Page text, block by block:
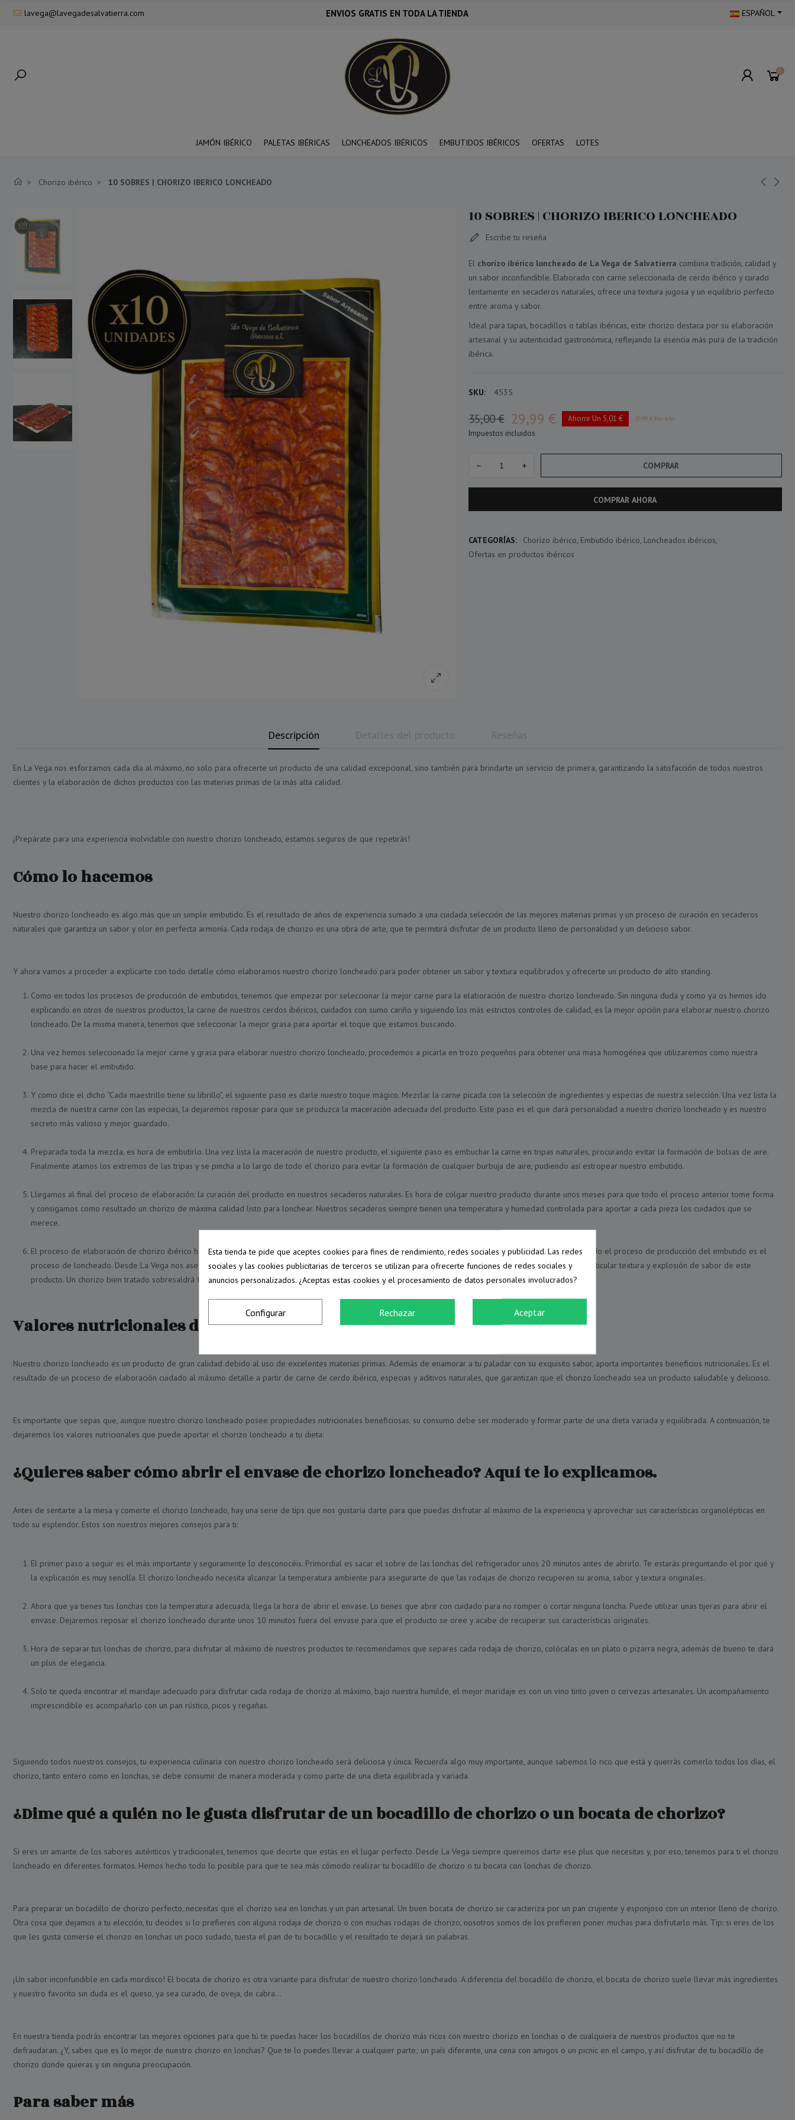
lavega@lavegadesalvatierra.com ENVIOS GRATIS EN TODA LA TIENDA ESPAÑOL
0
JAMÓN IBÉRICO PALETAS IBÉRICAS LONCHEADOS IBÉRICOS EMBUTIDOS IBÉRICOS OFERTAS LOTES
Chorizo ibérico 10 SOBRES | CHORIZO IBERICO LONCHEADO
10 SOBRES | CHORIZO IBERICO LONCHEADO
Escribe tu reseña
El chorizo ibérico loncheado de La Vega de Salvatierra combina tradición, calidad y
un sabor inconfundible. Elaborado con carne seleccionada de cerdo ibérico y curado
lentamente en secaderos naturales, ofrece una textura jugosa y un equilibrio perfecto
entre aroma y sabor.
Ideal para tapas, bocadillos o tablas ibéricas, este chorizo destaca por su elaboración
artesanal y su autenticidad gastronómica, reflejando la esencia más pura de la tradición
ibérica.
SKU: 4535
35,00 € 29,99 € Ahorre Un 5,01 € 29,99 € Por kilo
Impuestos incluidos
− + COMPRAR
COMPRAR AHORA
CATEGORÍAS: Chorizo ibérico Embutido ibérico Loncheados ibéricos
Ofertas en productos ibéricos
Descripción Detalles del producto Reseñas
En La Vega nos esforzamos cada día al máximo, no solo para ofrecerte un producto de una calidad excepcional, sino también para brindarte un servicio de primera, garantizando la satisfacción de todos nuestros
clientes y la elaboración de dichos productos con las materias primas de la más alta calidad.
¡Prepárate para una experiencia inolvidable con nuestro chorizo loncheado, estamos seguros de que repetirás!
Cómo lo hacemos
Nuestro chorizo loncheado es algo más que un simple embutido. Es el resultado de años de experiencia sumado a una cuidada selección de las mejores materias primas y un proceso de curación en secaderos
naturales que garantiza un sabor y olor en perfecta armonía. Cada rodaja de chorizo es una obra de arte, que te permitirá disfrutar de un producto lleno de personalidad y un delicioso sabor.
Y ahora vamos a proceder a explicarte con todo detalle cómo elaboramos nuestro chorizo loncheado para poder obtener un sabor y textura equilibrados y ofrecerte un producto de alto standing.
Como en todos los procesos de producción de embutidos, tenemos que empezar por seleccionar la mejor carne para la elaboración de nuestro chorizo loncheado. Sin ninguna duda y como ya os hemos ido
explicando en otros de nuestros productos, la carne de nuestros cerdos ibéricos, cuidados con sumo cariño y siguiendo los más estrictos controles de calidad, es la mejor opción para elaborar nuestro chorizo
loncheado. De la misma manera, tenemos que seleccionar la mejor grasa para aportar el toque que estamos buscando.
Una vez hemos seleccionado la mejor carne y grasa para elaborar nuestro chorizo loncheado, procedemos a picarla en trozo pequeños para obtener una masa homogénea que utilizaremos como nuestra
base para hacer el embutido.
Y como dice el dicho “Cada maestrillo tiene su librillo”, el siguiente paso es darle nuestro toque mágico. Mezclar la carne picada con la selección de ingredientes y especias de nuestra selección. Una vez lista la
mezcla de nuestra carne con las especias, la dejaremos reposar para que se produzca la maceración adecuada del producto. Este paso es el que dará personalidad a nuestro chorizo loncheado y es nuestro
secreto más valioso y mejor guardado.
Preparada toda la mezcla, es hora de embutirlo. Una vez lista la maceración de nuestro producto, el siguiente paso es embuchar la carne en tripas naturales, procurando evitar la formación de bolsas de aire.
Finalmente atamos los extremos de las tripas y se pincha a lo largo de todo el chorizo para evitar la formación de cualquier burbuja de aire, pudiendo así estropear nuestro embutido.
Llegamos al final del proceso de elaboración: la curación del producto en nuestros secaderos naturales. Es hora de colgar nuestro producto durante unos meses para que todo el proceso anterior tome forma
y consigamos como resultado un chorizo de máxima calidad listo para lonchear. Nuestros secaderos siempre tienen una temperatura y humedad controlada para aportar a cada pieza los cuidados que se
merece.
El proceso de elaboración de chorizo ibérico habría acabado aquí, pero, de ser así, no estaríamos hablando de chorizo loncheado. Igual de importante que todo el proceso de producción del embutido es el
proceso de loncheado. Desde La Vega nos aseguramos de ofrecerte el chorizo cortado en unas lonchas de un grosor ideal para disfrutar al máximo de la particular textura y explosión de sabor de este
producto. Un chorizo bien tratado sobresaldrá frente a un producto tratado de manera incorrecta. ¡El tamaño de las rodajas también importa!
Valores nutricionales del chorizo loncheado
Nuestro chorizo loncheado es un producto de gran calidad debido al uso de excelentes materias primas. Además de enamorar a tu paladar con su exquisito sabor, aporta importantes beneficios nutricionales. Es el
resultado de un proceso de elaboración cuidado al máximo detalle a partir de carne de cerdo ibérico, especias y aditivos naturales, que garantizan que el chorizo loncheado sea un producto saludable y delicioso.
Es importante que sepas que, aunque nuestro chorizo loncheado posee propiedades nutricionales beneficiosas, su consumo debe ser moderado y formar parte de una dieta variada y equilibrada. A continuación, te
dejaremos los valores nutricionales que puede aportar el chorizo loncheado a tu dieta:
¿Quieres saber cómo abrir el envase de chorizo loncheado? Aquí te lo explicamos.
Antes de sentarte a la mesa y comerte el chorizo loncheado, hay una serie de tips que nos gustaría darte para que puedas disfrutar al máximo de la experiencia y aprovechar sus características organolépticas en
todo su esplendor. Estos son nuestros mejores consejos para ti:
El primer paso a seguir es el más importante y seguramente lo desconocéis. Primordial es sacar el sobre de las lonchas del refrigerador unos 20 minutos antes de abrirlo. Te estarás preguntando el por qué y
la explicación es muy sencilla. El chorizo loncheado necesita alcanzar la temperatura ambiente para asegurarte de que las rodajas de chorizo recuperen su aroma, sabor y textura originales.
Ahora que ya tienes tus lonchas con la temperatura adecuada, llega la hora de abrir el envase. Lo tienes que abrir con cuidado para no romper o cortar ninguna loncha. Puede utilizar unas tijeras para abrir el
envase. Dejaremos reposar el chorizo loncheado durante unos 10 minutos fuera del envase para que el producto se oree y acabe de recuperar sus características originales.
Hora de separar tus lonchas de chorizo, para disfrutar al máximo de nuestros productos te recomendamos que separes cada rodaja de chorizo, colócalas en un plato o pizarra negra, además de bueno te dará
un plus de elegancia.
Solo te queda encontrar el maridaje adecuado para disfrutar cada rodaja de chorizo al máximo, bajo nuestra humilde, el mejor maridaje es con un vino tinto joven o cervezas artesanales. Un acompañamiento
imprescindible es acompañarlo con un pan rústico, picos y regañas.
Siguiendo todos nuestros consejos, tu experiencia culinaria con nuestro chorizo loncheado será deliciosa y única. Recuerda algo muy importante, aunque sabemos lo rico que está y querrás comerlo todos los días, el
chorizo, tanto entero como en lonchas, se debe consumir de manera moderada y como parte de una dieta equilibrada y variada.
¿Dime qué a quién no le gusta disfrutar de un bocadillo de chorizo o un bocata de chorizo?
Si eres un amante de los sabores auténticos y tradicionales, tenemos que decirte que estás en el lugar perfecto. Desde La Vega siempre queremos darte ese plus que necesitas y, por eso, tenemos para ti el chorizo
loncheado en diferentes formatos. Hemos hecho todo lo posible para que te sea más cómodo realizar tu bocadillo de chorizo o tu bocata con lonchas de chorizo.
Para preparar un bocadillo de chorizo perfecto, necesitas que el chorizo sea en lonchas y un pan artesanal. Un buen bocata de chorizo se caracteriza por un pan crujiente y esponjoso con un interior lleno de chorizo.
Otra cosa que dejamos a tu elección, tu decides si lo prefieres con alguna rodaja de chorizo o con muchas rodajas de chorizo, nosotros somos de los prefieren poner muchas para disfrutarlo más. Tip: si eres de los
que les gusta comerse el chorizo en lonchas un poco sudado, tuesta el pan de tu bocadillo y el resultado te dejará sin palabras.
¡Un sabor inconfundible en cada mordisco! El bocata de chorizo es otra variante para disfrutar de nuestro chorizo loncheado. A diferencia del bocadillo de chorizo, el bocata de chorizo suele llevar más ingredientes
y nuestro favorito sin duda es el queso, ya sea curado, de oveja, de cabra...
En nuestra tienda podrás encontrar las mejores opciones para que tú te puedas hacer los bocadillos de chorizo más ricos con nuestro chorizo en lonchas o de cualquiera de nuestros productos que no te
defraudaran. ¿Y, sabes que es lo mejor de nuestro chorizo en lonchas? Que te lo puedes llevar a cualquier parte; un país diferente, una cena con amigos o un picnic en el campo, y así disfrutar de tu bocadillo de
chorizo donde quieras y sin ninguna preocupación.
Para saber más
Esta tienda te pide que aceptes cookies para fines de rendimiento, redes sociales y publicidad. Las redes
sociales y las cookies publicitarias de terceros se utilizan para ofrecerte funciones de redes sociales y
anuncios personalizados. ¿Aceptas estas cookies y el procesamiento de datos personales involucrados?
Configurar Rechazar Aceptar